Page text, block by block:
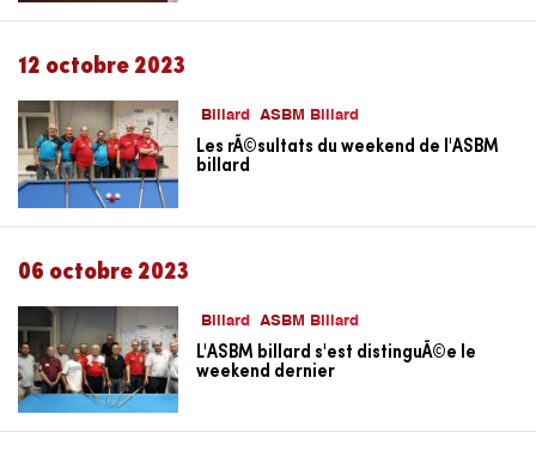
12 octobre 2023
Billard ASBM Billard
Les rÃ©sultats du weekend de l'ASBM
billard
06 octobre 2023
Billard ASBM Billard
L'ASBM billard s'est distinguÃ©e le
weekend dernier